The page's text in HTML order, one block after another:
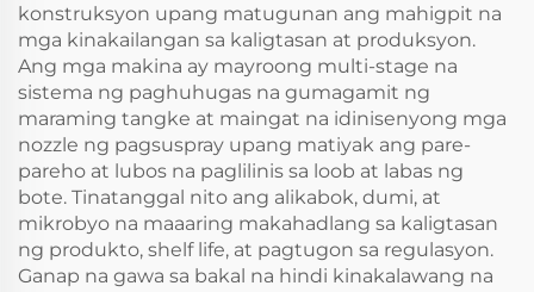
konstruksyon upang matugunan ang mahigpit na
mga kinakailangan sa kaligtasan at produksyon.
Ang mga makina ay mayroong multi-stage na
sistema ng paghuhugas na gumagamit ng
maraming tangke at maingat na idinisenyong mga
nozzle ng pagsuspray upang matiyak ang pare-
pareho at lubos na paglilinis sa loob at labas ng
bote. Tinatanggal nito ang alikabok, dumi, at
mikrobyo na maaaring makahadlang sa kaligtasan
ng produkto, shelf life, at pagtugon sa regulasyon.
Ganap na gawa sa bakal na hindi kinakalawang na